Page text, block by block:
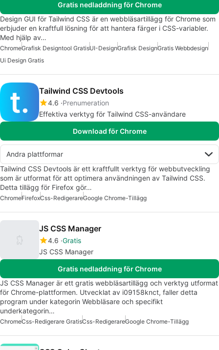
Gratis nedladdning för Chrome
Design GUI för Tailwind CSS är en webbläsartillägg för Chrome som
erbjuder en kraftfull lösning för att hantera färger i CSS-variabler.
Med hjälp av…
ChromeGrafisk Designtool GratisUI-DesignGrafisk DesignGratis Webbdesign
Ui Design Gratis
Tailwind CSS Devtools
4.6 Prenumeration
Effektiva verktyg för Tailwind CSS-användare
Download för Chrome
Andra plattformar
Tailwind CSS Devtools är ett kraftfullt verktyg för webbutveckling
som är utformat för att optimera användningen av Tailwind CSS.
Detta tillägg för Firefox gör…
ChromeFirefoxCss-RedigerareGoogle Chrome-Tillägg
JS CSS Manager
4.6 Gratis
JS CSS Manager
Gratis nedladdning för Chrome
JS CSS Manager är ett gratis webbläsartillägg och verktyg utformat
för Chrome-plattformen. Utvecklat av i09158knct, faller detta
program under kategorin Webbläsare och specifikt
underkategorin…
ChromeCss-Redigerare GratisCss-RedigerareGoogle Chrome-Tillägg